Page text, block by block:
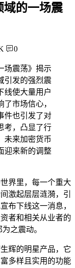
域的一场震
0
场震荡》揭示
引发的强烈震
线使大量用户
市场信心，
件也引发了对
考，凸显了行
未来加密货币
迎来新的调整
界里，每一个重大
激起层层涟漪，引
布下线这一消息，
者和相关从业者的
之震动。
辉的明星产品，它
多样且实用的功能